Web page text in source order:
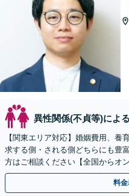
異性関係(不貞等)によ
【関東エリア対応】婚姻費用、養
求する側・される側どちらにも豊
方はご相談ください【全国からオ
【サブスクプランあり／セカンド
料